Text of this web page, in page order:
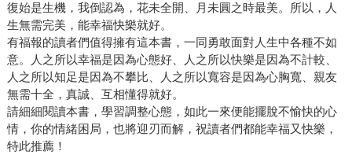
復始是生機，我倒認為，花未全開、月未圓之時最美。所以，人
生無需完美，能幸福快樂就好。
有福報的讀者們值得擁有這本書，一同勇敢面對人生中各種不如
意。人之所以幸福是因為心態好、人之所以快樂是因為不計較、
人之所以知足是因為不攀比、人之所以寬容是因為心胸寬、親友
無需十全，真誠、互相懂得就好。
請細細閱讀本書，學習調整心態，如此一來便能擺脫不愉快的心
情，你的情緒困局，也將迎刃而解，祝讀者們都能幸福又快樂，
特此推薦！